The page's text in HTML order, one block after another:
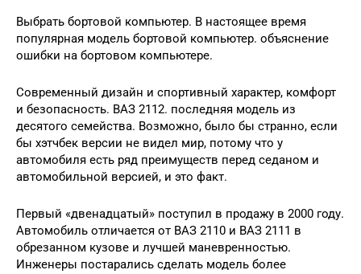
Выбрать бортовой компьютер. В настоящее время
популярная модель бортовой компьютер. объяснение
ошибки на бортовом компьютере.
Современный дизайн и спортивный характер, комфорт
и безопасность. ВАЗ 2112. последняя модель из
десятого семейства. Возможно, было бы странно, если
бы хэтчбек версии не видел мир, потому что у
автомобиля есть ряд преимуществ перед седаном и
автомобильной версией, и это факт.
Первый «двенадцатый» поступил в продажу в 2000 году.
Автомобиль отличается от ВАЗ 2110 и ВАЗ 2111 в
обрезанном кузове и лучшей маневренностью.
Инженеры постарались сделать модель более